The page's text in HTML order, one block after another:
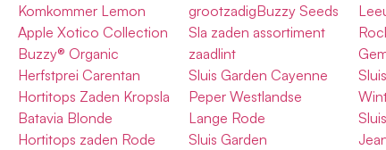
Komkommer Lemon
Apple Xotico Collection
Buzzy® Organic
Herfstprei Carentan
Hortitops Zaden Kropsla
Batavia Blonde
Hortitops zaden Rode
grootzadigBuzzy Seeds
Sla zaden assortiment
zaadlint
Sluis Garden Cayenne
Peper Westlandse
Lange Rode
Sluis Garden